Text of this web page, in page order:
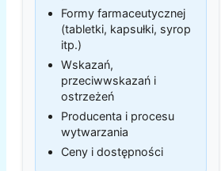
Formy farmaceutycznej
(tabletki, kapsułki, syrop
itp.)
Wskazań,
przeciwwskazań i
ostrzeżeń
Producenta i procesu
wytwarzania
Ceny i dostępności